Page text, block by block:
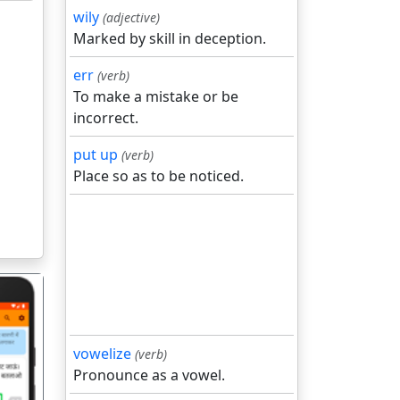
wily (adjective)
Marked by skill in deception.
err (verb)
To make a mistake or be
incorrect.
put up (verb)
Place so as to be noticed.
vowelize (verb)
Pronounce as a vowel.